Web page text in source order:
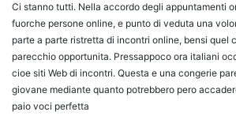
Ci stanno tutti. Nella accordo degli appuntamenti
fuorche persone online, e punto di veduta una
parte a parte ristretta di incontri online, bensi quel
parecchio opportunita. Pressappoco ora italiani
cioe siti Web di incontri. Questa e una congerie
giovane mediante quanto potrebbero pero
paio voci perfetta